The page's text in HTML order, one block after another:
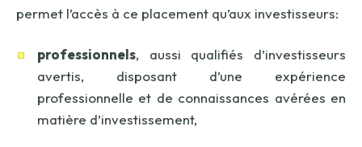
permet l’accès à ce placement qu’aux investisseurs:
professionnels, aussi qualifiés d’investisseurs
avertis, disposant d’une expérience
professionnelle et de connaissances avérées en
matière d’investissement,